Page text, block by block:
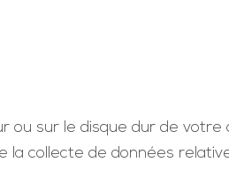
ou sur le disque dur de
la collecte de données